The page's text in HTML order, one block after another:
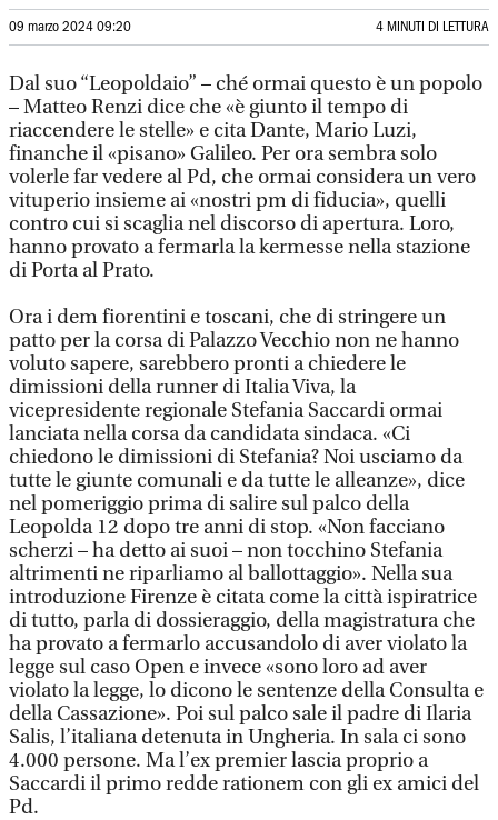
09 marzo 2024 09:20 4 MINUTI DI LETTURA
Dal suo “Leopoldaio” – ché ormai questo è un popolo
– Matteo Renzi dice che «è giunto il tempo di
riaccendere le stelle» e cita Dante, Mario Luzi,
finanche il «pisano» Galileo. Per ora sembra solo
volerle far vedere al Pd, che ormai considera un vero
vituperio insieme ai «nostri pm di fiducia», quelli
contro cui si scaglia nel discorso di apertura. Loro,
hanno provato a fermarla la kermesse nella stazione
di Porta al Prato.
Ora i dem fiorentini e toscani, che di stringere un
patto per la corsa di Palazzo Vecchio non ne hanno
voluto sapere, sarebbero pronti a chiedere le
dimissioni della runner di Italia Viva, la
vicepresidente regionale Stefania Saccardi ormai
lanciata nella corsa da candidata sindaca. «Ci
chiedono le dimissioni di Stefania? Noi usciamo da
tutte le giunte comunali e da tutte le alleanze», dice
nel pomeriggio prima di salire sul palco della
Leopolda 12 dopo tre anni di stop. «Non facciano
scherzi – ha detto ai suoi – non tocchino Stefania
altrimenti ne riparliamo al ballottaggio». Nella sua
introduzione Firenze è citata come la città ispiratrice
di tutto, parla di dossieraggio, della magistratura che
ha provato a fermarlo accusandolo di aver violato la
legge sul caso Open e invece «sono loro ad aver
violato la legge, lo dicono le sentenze della Consulta e
della Cassazione». Poi sul palco sale il padre di Ilaria
Salis, l’italiana detenuta in Ungheria. In sala ci sono
4.000 persone. Ma l’ex premier lascia proprio a
Saccardi il primo redde rationem con gli ex amici del
Pd.